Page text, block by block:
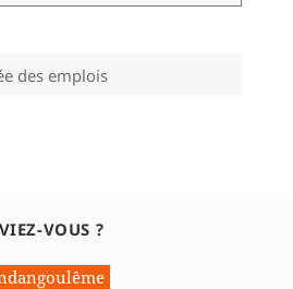
des emplois
VOUS ?